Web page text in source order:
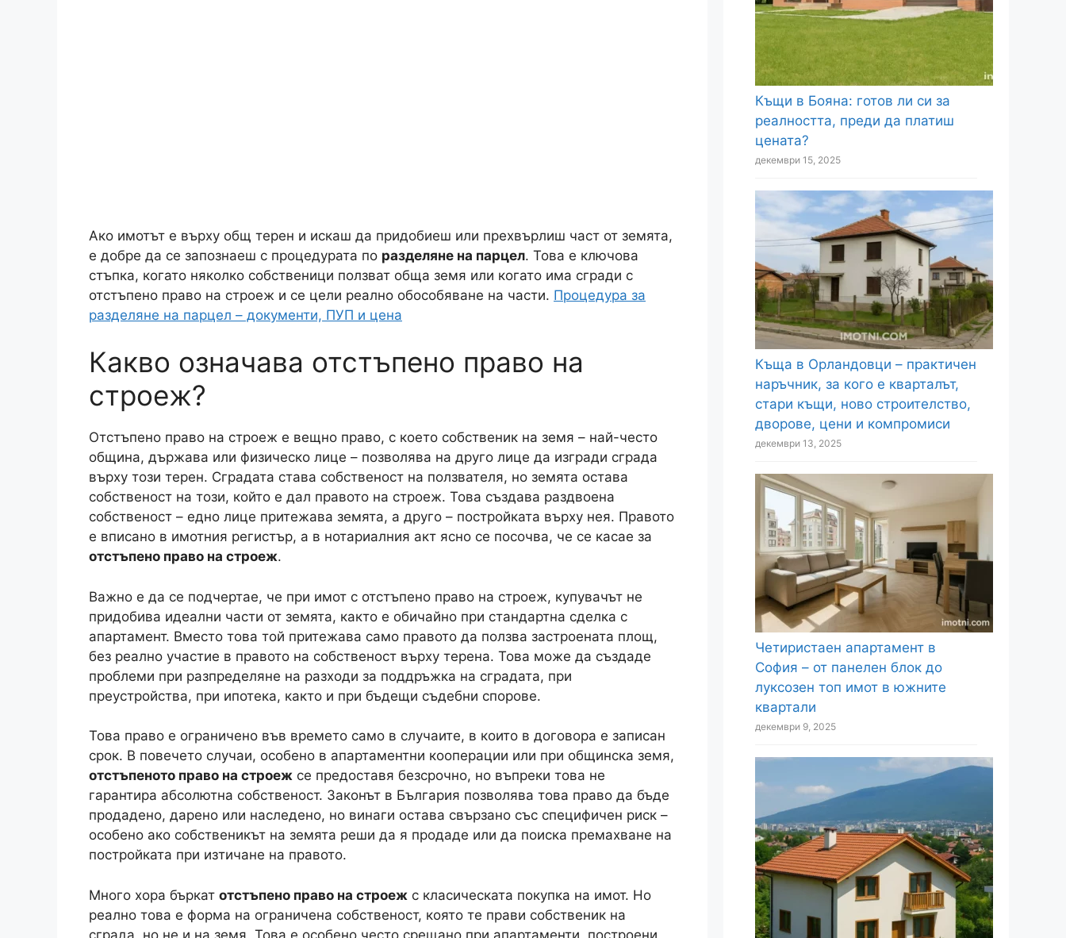
Ако имотът е върху общ терен и искаш да придобиеш или прехвърлиш част от земята,
е добре да се запознаеш с процедурата по разделяне на парцел. Това е ключова
стъпка, когато няколко собственици ползват обща земя или когато има сгради с
отстъпено право на строеж и се цели реално обособяване на части. Процедура за
разделяне на парцел – документи, ПУП и цена
Какво означава отстъпено право на
строеж?
Отстъпено право на строеж е вещно право, с което собственик на земя – най-често
община, държава или физическо лице – позволява на друго лице да изгради сграда
върху този терен. Сградата става собственост на ползвателя, но земята остава
собственост на този, който е дал правото на строеж. Това създава раздвоена
собственост – едно лице притежава земята, а друго – постройката върху нея. Правото
е вписано в имотния регистър, а в нотариалния акт ясно се посочва, че се касае за
отстъпено право на строеж.
Важно е да се подчертае, че при имот с отстъпено право на строеж, купувачът не
придобива идеални части от земята, както е обичайно при стандартна сделка с
апартамент. Вместо това той притежава само правото да ползва застроената площ,
без реално участие в правото на собственост върху терена. Това може да създаде
проблеми при разпределяне на разходи за поддръжка на сградата, при
преустройства, при ипотека, както и при бъдещи съдебни спорове.
Това право е ограничено във времето само в случаите, в които в договора е записан
срок. В повечето случаи, особено в апартаментни кооперации или при общинска земя,
отстъпеното право на строеж се предоставя безсрочно, но въпреки това не
гарантира абсолютна собственост. Законът в България позволява това право да бъде
продадено, дарено или наследено, но винаги остава свързано със специфичен риск –
особено ако собственикът на земята реши да я продаде или да поиска премахване на
постройката при изтичане на правото.
Много хора бъркат отстъпено право на строеж с класическата покупка на имот. Но
реално това е форма на ограничена собственост, която те прави собственик на
сграда, но не и на земя. Това е особено често срещано при апартаменти, построени
Къщи в Бояна: готов ли си за
реалността, преди да платиш
цената?
декември 15, 2025
Къща в Орландовци – практичен
наръчник, за кого е кварталът,
стари къщи, ново строителство,
дворове, цени и компромиси
декември 13, 2025
Четиристаен апартамент в
София – от панелен блок до
луксозен топ имот в южните
квартали
декември 9, 2025